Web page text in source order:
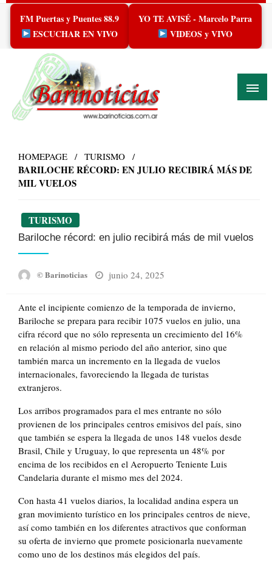
Skip
content
FM Puertas y Puentes 88.9
ESCUCHAR EN VIVO
YO TE AVISÉ - Marcelo Parra
VIDEOS y VIVO
HOMEPAGE TURISMO
BARILOCHE RÉCORD: EN JULIO RECIBIRÁ MÁS DE
MIL VUELOS
TURISMO
Bariloche récord: en julio recibirá más de mil vuelos
© Barinoticias
Posted
junio 24, 2025
Ante el incipiente comienzo de la temporada de invierno,
Bariloche se prepara para recibir 1075 vuelos en julio, una
cifra récord que no sólo representa un crecimiento del 16%
en relación al mismo periodo del año anterior, sino que
también marca un incremento en la llegada de vuelos
internacionales, favoreciendo la llegada de turistas
extranjeros.
Los arribos programados para el mes entrante no sólo
provienen de los principales centros emisivos del país, sino
que también se espera la llegada de unos 148 vuelos desde
Brasil, Chile y Uruguay, lo que representa un 48% por
encima de los recibidos en el Aeropuerto Teniente Luis
Candelaria durante el mismo mes del 2024.
Con hasta 41 vuelos diarios, la localidad andina espera un
gran movimiento turístico en los principales centros de nieve,
así como también en los diferentes atractivos que conforman
su oferta de invierno que promete posicionarla nuevamente
como uno de los destinos más elegidos del país.